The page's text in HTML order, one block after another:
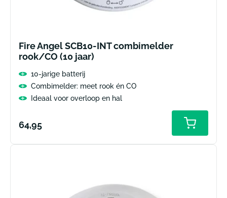
Fire Angel SCB10-INT combimelder
rook/CO (10 jaar)
10-jarige batterij
Combimelder: meet rook én CO
Ideaal voor overloop en hal
Normale
64,95